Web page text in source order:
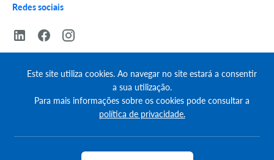
Redes sociais
© Copyright 2023 | CASACERTA. All rights reserved
Este site utiliza cookies. Ao navegar no site estará a consentir
a sua utilização.
Para mais informações sobre os cookies pode consultar a
política de privacidade.